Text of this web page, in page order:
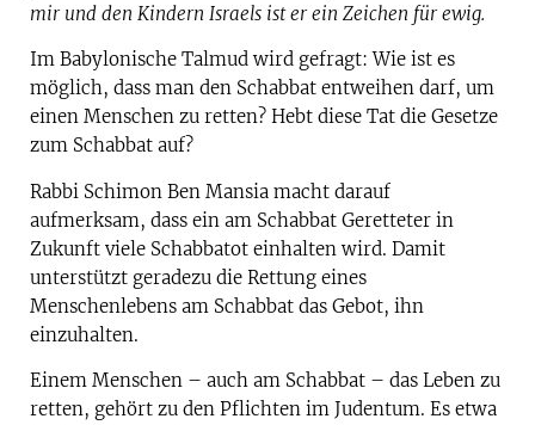
mir und den Kindern Israels ist er ein Zeichen für ewig.
Im Babylonische Talmud wird gefragt: Wie ist es
möglich, dass man den Schabbat entweihen darf, um
einen Menschen zu retten? Hebt diese Tat die Gesetze
zum Schabbat auf?
Rabbi Schimon Ben Mansia macht darauf
aufmerksam, dass ein am Schabbat Geretteter in
Zukunft viele Schabbatot einhalten wird. Damit
unterstützt geradezu die Rettung eines
Menschenlebens am Schabbat das Gebot, ihn
einzuhalten.
Einem Menschen – auch am Schabbat – das Leben zu
retten, gehört zu den Pflichten im Judentum. Es etwa